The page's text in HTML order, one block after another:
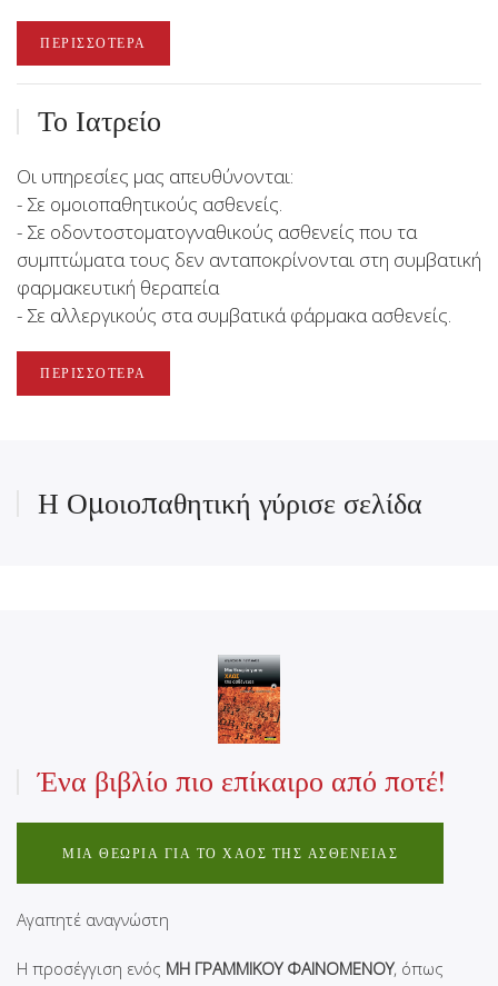
ΠΕΡΙΣΣΌΤΕΡΑ
Το Ιατρείο
Οι υπηρεσίες μας απευθύνονται:
- Σε ομοιοπαθητικούς ασθενείς.
- Σε οδοντοστοματογναθικούς ασθενείς που τα
συμπτώματα τους δεν ανταποκρίνονται στη συμβατική
φαρμακευτική θεραπεία
- Σε αλλεργικούς στα συμβατικά φάρμακα ασθενείς.
ΠΕΡΙΣΣΌΤΕΡΑ
Η Ομοιοπαθητική γύρισε σελίδα
Ένα βιβλίο πιο επίκαιρο από ποτέ!
ΜΙΑ ΘΕΩΡΊΑ ΓΙΑ ΤΟ ΧΑΟΣ ΤΗΣ ΑΣΘΈΝΕΙΑΣ
Αγαπητέ αναγνώστη
Η προσέγγιση ενός ΜΗ ΓΡΑΜΜΙΚΟΥ ΦΑΙΝΟΜΕΝΟΥ, όπως